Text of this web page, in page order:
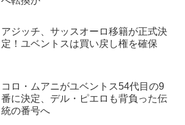
アジッチ、サッスオーロ移籍が正式決
定！ユベントスは買い戻し権を確保
コロ・ムアニがユベントス54代目の9
番に決定、デル・ピエロも背負った伝
統の番号へ